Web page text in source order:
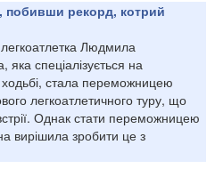
побивши рекорд, котрий
легкоатлетка Людмила
яка спеціалізується на
ходьбі, стала переможницею
легкоатлетичного туру, що
Однак стати переможницею
вирішила зробити це з